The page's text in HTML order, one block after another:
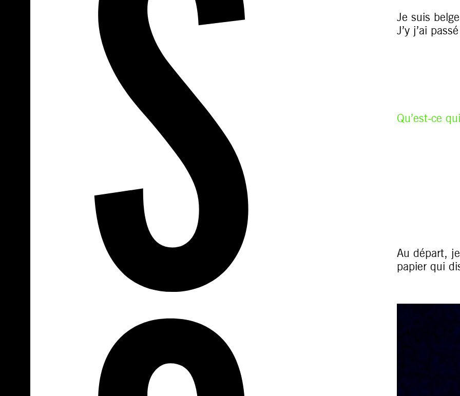
Je suis
J’y j’ai
Qu’est-ce
Au départ,
papier qui